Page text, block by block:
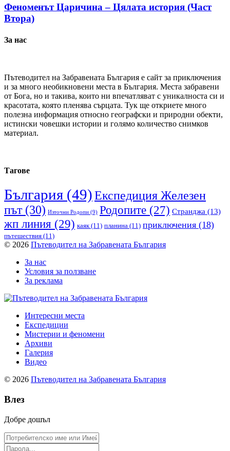
Феноменът Царичина – Цялата история (Част
Втора)
За нас
Пътеводител на Забравената България е сайт за приключения
и за много необикновени места в България. Места забравени
от Бога, но и такива, които ни впечатляват с уникалноста си и
красотата, която пленява сърцата. Тук ще откриете много
полезна информация относно географски и природни обекти,
истински човешки истории и голямо количество снимков
материал.
Тагове
България (49)Експедиция Железен
път(30) Източни Родопи (9) Родопите (27) Странджа (13)
жп линия (29) каяк(11) планина (11) приключения (18)
пътешествия (11)
© 2026 Пътеводител на Забравената България
За нас
Условия за ползване
За реклама
Интересни места
Експедиции
Мистерии и феномени
Архиви
Галерия
Видео
© 2026 Пътеводител на Забравената България
Влез
Добре дошъл